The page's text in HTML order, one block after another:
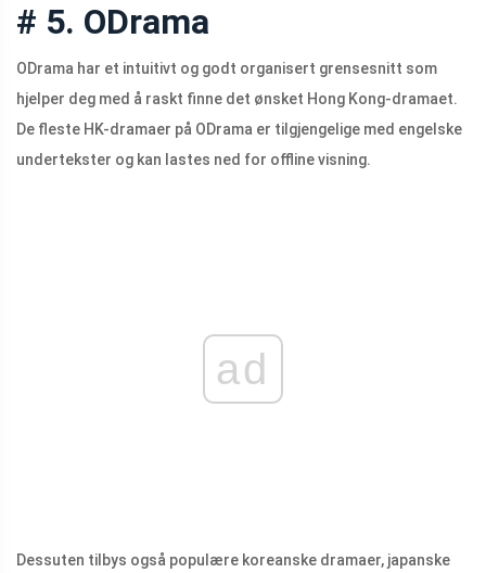
# 5. ODrama
ODrama har et intuitivt og godt organisert grensesnitt som
hjelper deg med å raskt finne det ønsket Hong Kong-dramaet.
De fleste HK-dramaer på ODrama er tilgjengelige med engelske
undertekster og kan lastes ned for offline visning.
ad
Dessuten tilbys også populære koreanske dramaer, japanske